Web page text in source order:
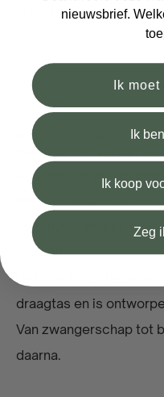
Waarom Snoozzz?
Ontwikkeld voor dagelijks
Voeden doe je niet
we voor geruisloze
materialen en een
worden.
Het voedingskussen
draagtas en is
Van zwangerschap tot
daarna.
nieuwsbrief.
Ik moet
Ik
Ik koop
Zeg